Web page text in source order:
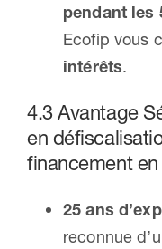
pendant les
Ecofip vous
intérêts.
4.3 Avantage
en
financement
25 ans
reconnue